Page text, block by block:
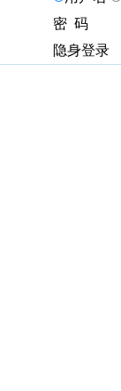
密 码
隐身登录